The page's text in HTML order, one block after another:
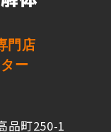
門店
ー
品町250-1